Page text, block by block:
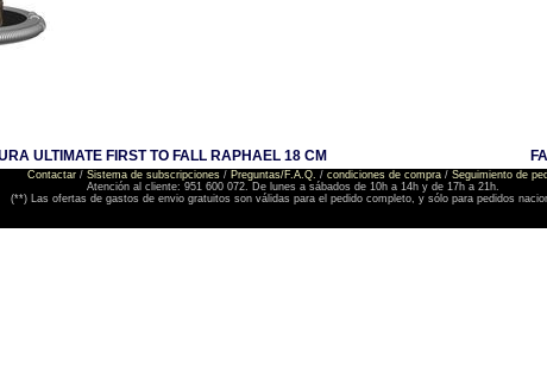
ULTIMATE FIRST TO FALL RAPHAEL 18 CM
Contactar / Sistema de subscripciones / Preguntas/F.A.Q. / condiciones de compra / Seguimiento de
Atención al cliente: 951 600 072. De lunes a sábados de 10h a 14h y de 17h a 21h.
(**) Las ofertas de gastos de envio gratuitos son válidas para el pedido completo, y sólo para pedidos